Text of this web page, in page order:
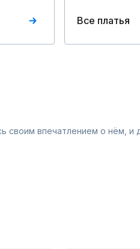
Все платья
своим впечатлением о нём, и